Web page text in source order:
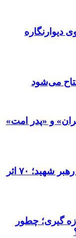
دیوارنگاره
می‌شود
و «پدر امت»
حضور پررنگ هنرمندان در تشییع رهبر شهید؛ ۷۰ اثر
گیری؛ چطور